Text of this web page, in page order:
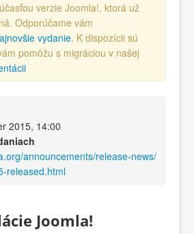
verzie Joomla!, ktorá už
Odporúčame vám
vydanie. K dispozícii sú
pomôžu s migráciou v našej
2015, 14:00
announcements/release-news/
released.html
Joomla!